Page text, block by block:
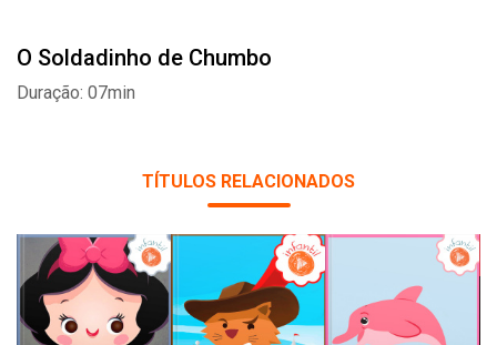
O Soldadinho de Chumbo
Duração: 07min
TÍTULOS RELACIONADOS